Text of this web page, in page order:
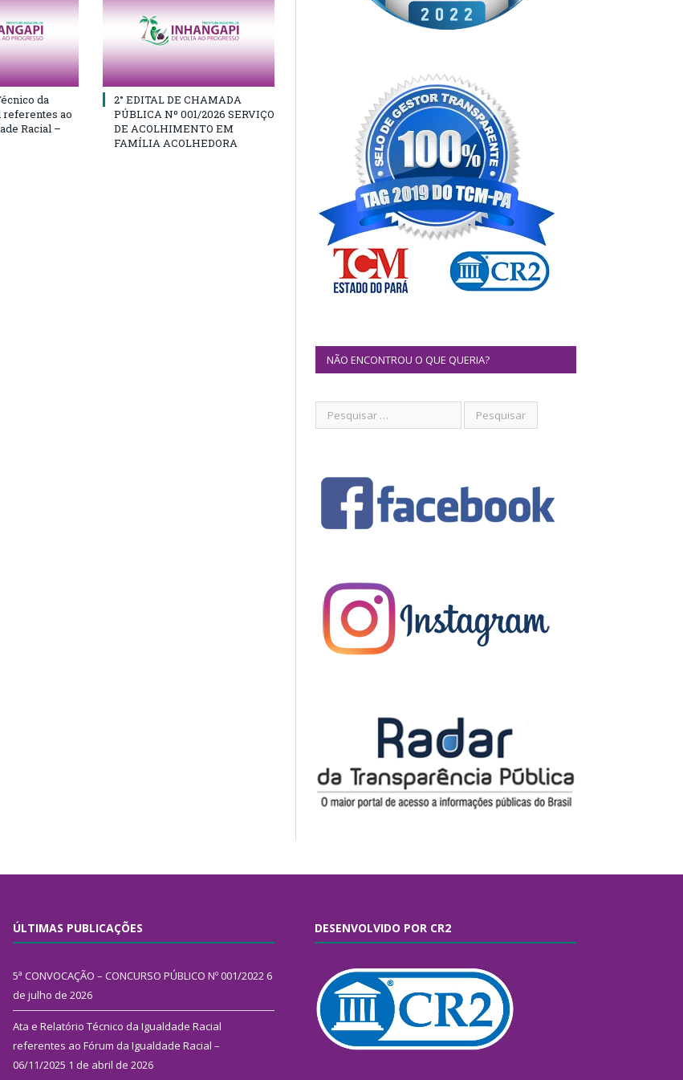
da
referentes ao
Racial –
2° EDITAL DE CHAMADA
PÚBLICA Nº 001/2026 SERVIÇO
DE ACOLHIMENTO EM
FAMÍLIA ACOLHEDORA
NÃO ENCONTROU O QUE QUERIA?
ÚLTIMAS PUBLICAÇÕES
5ª CONVOCAÇÃO – CONCURSO PÚBLICO Nº 001/2022 6
de julho de 2026
Ata e Relatório Técnico da Igualdade Racial
referentes ao Fórum da Igualdade Racial –
06/11/2025 1 de abril de 2026
DESENVOLVIDO POR CR2